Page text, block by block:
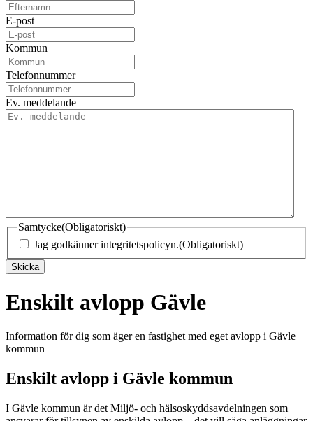
E-post
Kommun
Telefonnummer
Ev. meddelande
Samtycke(Obligatoriskt)
Jag godkänner integritetspolicyn.(Obligatoriskt)
Skicka
Enskilt avlopp Gävle
Information för dig som äger en fastighet med eget avlopp i Gävle
kommun
Enskilt avlopp i Gävle kommun
I Gävle kommun är det Miljö- och hälsoskyddsavdelningen som